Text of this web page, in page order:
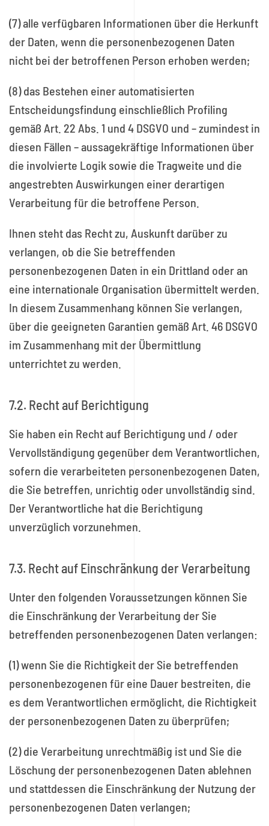
(7) alle verfügbaren Informationen über die Herkunft
der Daten, wenn die personenbezogenen Daten
nicht bei der betroffenen Person erhoben werden;
(8) das Bestehen einer automatisierten
Entscheidungsfindung einschließlich Profiling
gemäß Art. 22 Abs. 1 und 4 DSGVO und – zumindest in
diesen Fällen – aussagekräftige Informationen über
die involvierte Logik sowie die Tragweite und die
angestrebten Auswirkungen einer derartigen
Verarbeitung für die betroffene Person.
Ihnen steht das Recht zu, Auskunft darüber zu
verlangen, ob die Sie betreffenden
personenbezogenen Daten in ein Drittland oder an
eine internationale Organisation übermittelt werden.
In diesem Zusammenhang können Sie verlangen,
über die geeigneten Garantien gemäß Art. 46 DSGVO
im Zusammenhang mit der Übermittlung
unterrichtet zu werden.
7.2. Recht auf Berichtigung
Sie haben ein Recht auf Berichtigung und / oder
Vervollständigung gegenüber dem Verantwortlichen,
sofern die verarbeiteten personenbezogenen Daten,
die Sie betreffen, unrichtig oder unvollständig sind.
Der Verantwortliche hat die Berichtigung
unverzüglich vorzunehmen.
7.3. Recht auf Einschränkung der Verarbeitung
Unter den folgenden Voraussetzungen können Sie
die Einschränkung der Verarbeitung der Sie
betreffenden personenbezogenen Daten verlangen:
(1) wenn Sie die Richtigkeit der Sie betreffenden
personenbezogenen für eine Dauer bestreiten, die
es dem Verantwortlichen ermöglicht, die Richtigkeit
der personenbezogenen Daten zu überprüfen;
(2) die Verarbeitung unrechtmäßig ist und Sie die
Löschung der personenbezogenen Daten ablehnen
und stattdessen die Einschränkung der Nutzung der
personenbezogenen Daten verlangen;